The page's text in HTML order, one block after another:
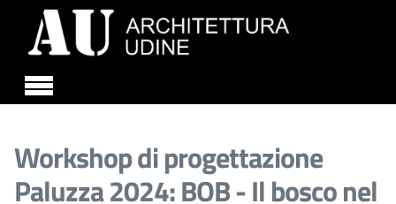
Workshop di progettazione
Paluzza 2024: BOB - Il bosco nel